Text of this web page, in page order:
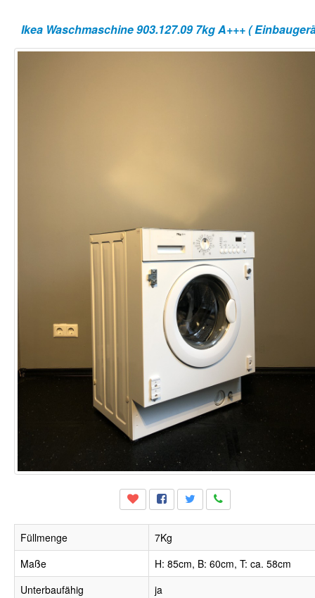
Ikea Waschmaschine 903.127.09 7kg A+++ (
Füllmenge
7Kg
Maße
H: 85cm, B: 60cm, T: ca. 58cm
Unterbaufähig
ja